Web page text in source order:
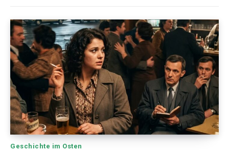
Geschichte im Osten